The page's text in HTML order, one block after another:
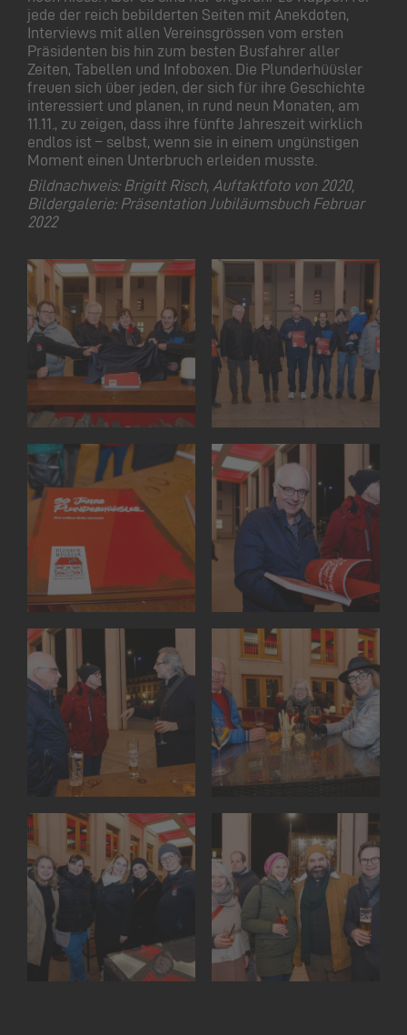
jede der reich bebilderten Seiten mit Anekdoten,
Interviews mit allen Vereinsgrössen vom ersten
Präsidenten bis hin zum besten Busfahrer aller
Zeiten, Tabellen und Infoboxen. Die Plunderhüüsler
freuen sich über jeden, der sich für ihre Geschichte
interessiert und planen, in rund neun Monaten, am
11.11., zu zeigen, dass ihre fünfte Jahreszeit wirklich
endlos ist – selbst, wenn sie in einem ungünstigen
Moment einen Unterbruch erleiden musste.
Bildnachweis: Brigitt Risch, Auftaktfoto von 2020,
Bildergalerie: Präsentation Jubiläumsbuch Februar
2022